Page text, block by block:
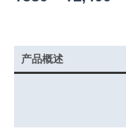
产品概述